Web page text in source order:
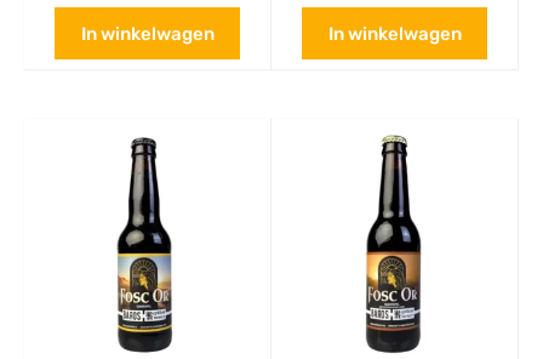
In winkelwagen In winkelwagen